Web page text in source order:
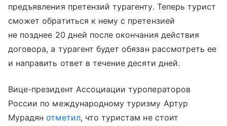
предъявления претензий турагенту. Теперь турист
сможет обратиться к нему с претензией
не позднее 20 дней после окончания действия
договора, а турагент будет обязан рассмотреть ее
и направить ответ в течение десяти дней.
Вице-президент Ассоциации туроператоров
России по международному туризму Артур
Мурадянотметил, что туристам не стоит